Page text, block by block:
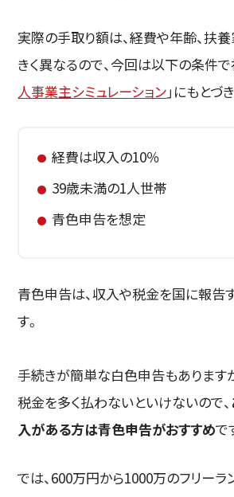
実際の手取り額は、経費や年齢、扶
きく異なるので、今回は以下の条件
人事業主シミュレーション」にもとづ
経費は収入の10％
39歳未満の1人世帯
青色申告を想定
青色申告は、収入や税金を国に報告
す。
手続きが簡単な白色申告もあります
税金を多く払わないといけないので、
入がある方は青色申告がおすすめで
では、600万円から1000万のフリーラ